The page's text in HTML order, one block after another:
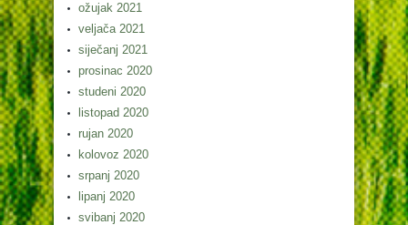
ožujak 2021
veljača 2021
siječanj 2021
prosinac 2020
studeni 2020
listopad 2020
rujan 2020
kolovoz 2020
srpanj 2020
lipanj 2020
svibanj 2020